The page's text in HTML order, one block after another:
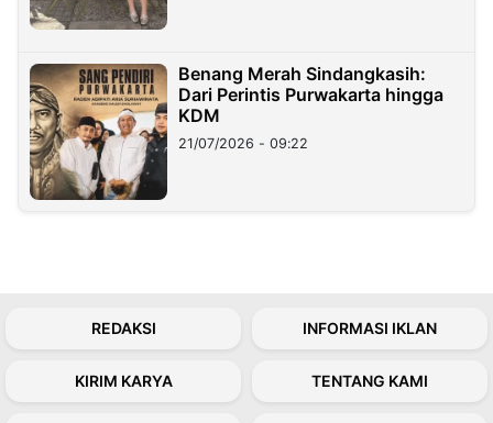
Benang Merah Sindangkasih:
Dari Perintis Purwakarta hingga
KDM
21/07/2026 - 09:22
REDAKSI INFORMASI IKLAN
KIRIM KARYA TENTANG KAMI